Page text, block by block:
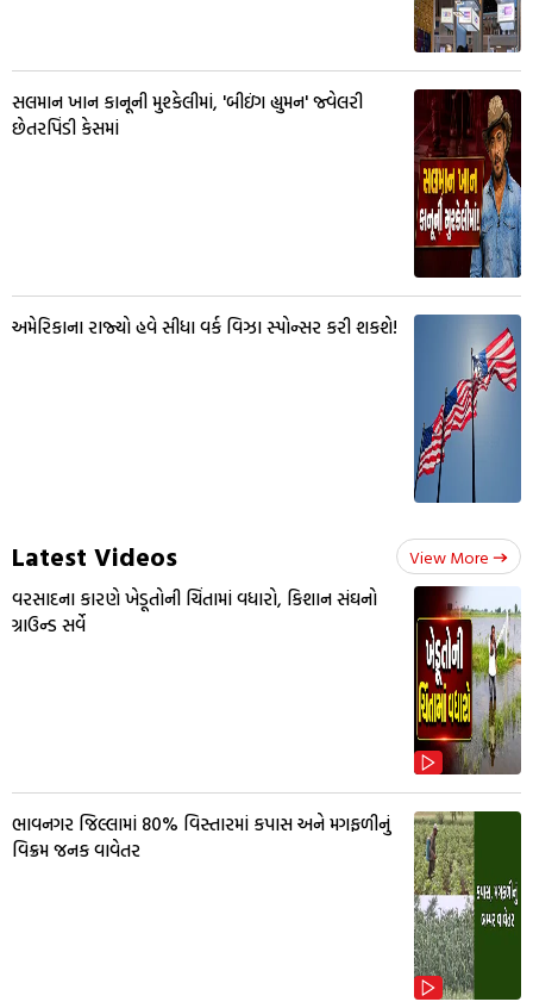
સલમાન ખાન કાનૂની મુશ્કેલીમાં, 'બીઇંગ હ્યુમન' જ્વેલરી
છેતરપિંડી કેસમાં
અમેરિકાના રાજ્યો હવે સીધા વર્ક વિઝા સ્પોન્સર કરી શકશે!
Latest Videos View More
વરસાદના કારણે ખેડૂતોની ચિંતામાં વધારો, કિશાન સંઘનો
ગ્રાઉન્ડ સર્વે
ભાવનગર જિલ્લામાં 80% વિસ્તારમાં કપાસ અને મગફળીનું
વિક્રમ જનક વાવેતર